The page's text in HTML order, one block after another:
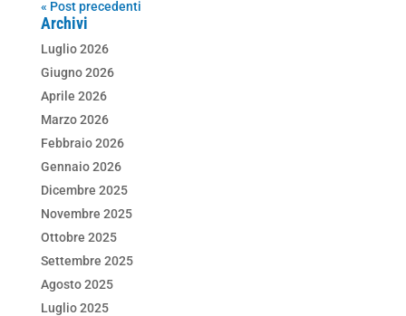
« Post precedenti
Archivi
Luglio 2026
Giugno 2026
Aprile 2026
Marzo 2026
Febbraio 2026
Gennaio 2026
Dicembre 2025
Novembre 2025
Ottobre 2025
Settembre 2025
Agosto 2025
Luglio 2025